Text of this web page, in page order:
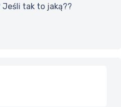
Jeśli tak to jaką??